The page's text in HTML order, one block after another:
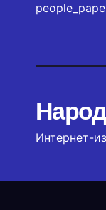
Интернет-